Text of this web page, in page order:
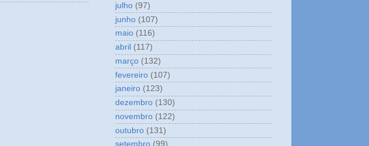
julho (97)
junho (107)
maio (116)
abril (117)
março (132)
fevereiro (107)
janeiro (123)
dezembro (130)
novembro (122)
outubro (131)
setembro (99)